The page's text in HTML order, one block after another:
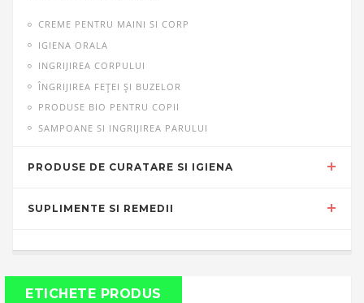
CREME PENTRU MAINI SI CORP
IGIENA ORALA
INGRIJIREA CORPULUI
ÎNGRIJIREA FEȚEI ȘI BUZELOR
PRODUSE BIO PENTRU COPII
SAMPOANE SI INGRIJIREA PARULUI
PRODUSE DE CURATARE SI IGIENA
SUPLIMENTE SI REMEDII
ETICHETE PRODUS